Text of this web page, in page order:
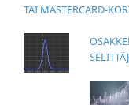
TAI MASTERCARD-